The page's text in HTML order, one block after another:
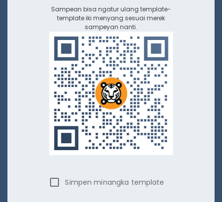
Sampean bisa ngatur ulang template-
template iki menyang sesuai merek
sampeyan nanti.
Simpen minangka template